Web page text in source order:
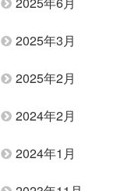
2025年3月
2025年2月
2024年2月
2024年1月